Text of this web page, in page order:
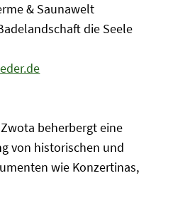
& Saunawelt
die Seele
beherbergt eine
von historischen und
wie Konzertinas,